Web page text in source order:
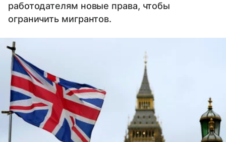
работодателям новые права, чтобы
ограничить мигрантов.